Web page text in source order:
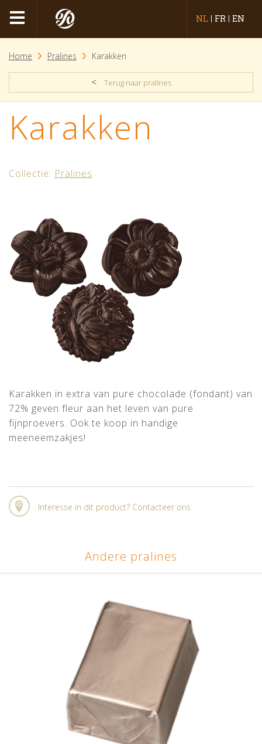
NL FR EN
Home Pralines Karakken
< Terug naar pralines
Karakken
Collectie: Pralines
Karakken in extra van pure chocolade (fondant) van
72% geven fleur aan het leven van pure
fijnproevers. Ook te koop in handige
meeneemzakjes!
Interesse in dit product? Contacteer ons
Andere pralines